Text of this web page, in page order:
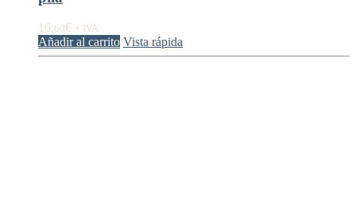
16,60€ + IVA
Añadir al carrito Vista rápida